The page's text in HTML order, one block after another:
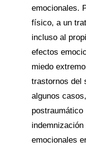
emocionales.
físico, a un
incluso al
efectos
miedo
trastornos del
algunos
postraumático
emocionales